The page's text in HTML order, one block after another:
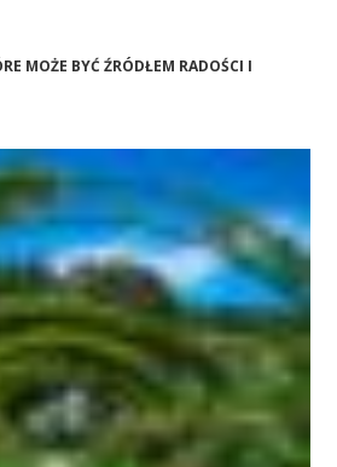
MOŻE BYĆ ŹRÓDŁEM RADOŚCI I